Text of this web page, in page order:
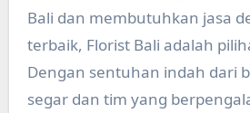
Bali dan membutuhkan jasa
terbaik, Florist Bali adalah
Dengan sentuhan indah dari
segar dan tim yang